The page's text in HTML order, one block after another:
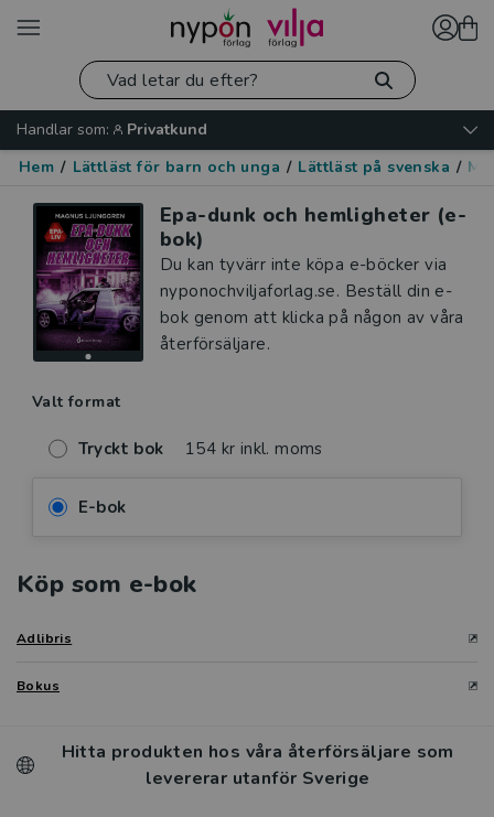
Handlar som:
Privatkund
Hem / Lättläst för barn och unga / Lättläst på svenska /
Epa-dunk och hemligheter (e-
bok)
Du kan tyvärr inte köpa e-böcker via
nyponochviljaforlag.se. Beställ din e-
bok genom att klicka på någon av våra
återförsäljare.
Valt format
Tryckt bok 154 kr inkl. moms
E-bok
Köp som e-bok
Adlibris
Bokus
Hitta produkten hos våra återförsäljare som
levererar utanför Sverige